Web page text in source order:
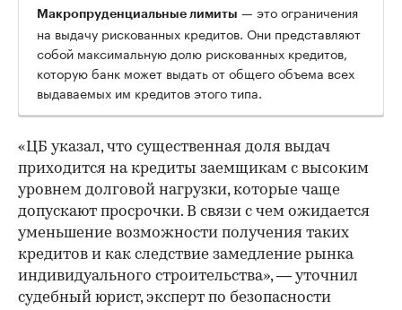
Макропруденциальные лимиты — это ограничения
на выдачу рискованных кредитов. Они представляют
собой максимальную долю рискованных кредитов,
которую банк может выдать от общего объема всех
выдаваемых им кредитов этого типа.
«ЦБ указал, что существенная доля выдач
приходится на кредиты заемщикам с высоким
уровнем долговой нагрузки, которые чаще
допускают просрочки. В связи с чем ожидается
уменьшение возможности получения таких
кредитов и как следствие замедление рынка
индивидуального строительства», — уточнил
судебный юрист, эксперт по безопасности